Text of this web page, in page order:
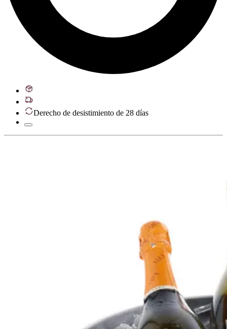
Derecho de desistimiento de 28 días